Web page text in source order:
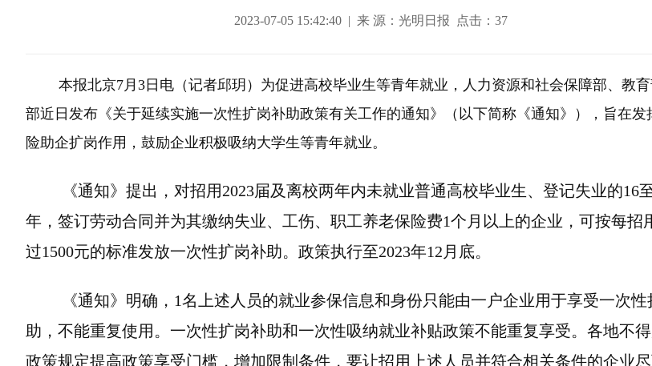
2023-07-05 15:42:40 | 来 源：光明日报 点击： 37
本报北京7月3日电（记者邱玥）为促进高校毕业生等青年就业，人力资源和社会保障部、教育
部近日发布《关于延续实施一次性扩岗补助政策有关工作的通知》（以下简称《通知》），旨在发
险助企扩岗作用，鼓励企业积极吸纳大学生等青年就业。
《通知》提出，对招用2023届及离校两年内未就业普通高校毕业生、登记失业的16
年，签订劳动合同并为其缴纳失业、工伤、职工养老保险费1个月以上的企业，可按每招
过1500元的标准发放一次性扩岗补助。政策执行至2023年12月底。
《通知》明确，1名上述人员的就业参保信息和身份只能由一户企业用于享受一次性
助，不能重复使用。一次性扩岗补助和一次性吸纳就业补贴政策不能重复享受。各地不
政策规定提高政策享受门槛，增加限制条件，要让招用上述人员并符合相关条件的企业